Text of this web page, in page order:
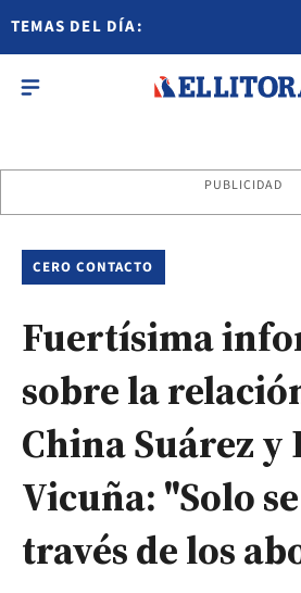
TEMAS DEL DÍA:
PUBLICIDAD
CERO CONTACTO
Fuertísima
sobre la
China Suárez
Vicuña: "Solo
través de los